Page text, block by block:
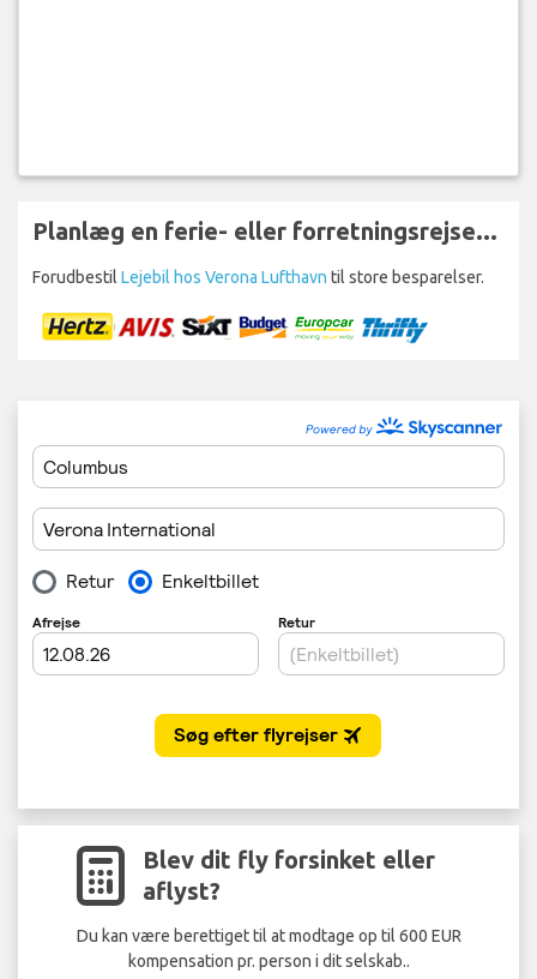
Planlæg en ferie- eller forretningsrejse...
Forudbestil Lejebil hos Verona Lufthavn til store besparelser.
Blev dit fly forsinket eller
aflyst?
Du kan være berettiget til at modtage op til 600 EUR
kompensation pr. person i dit selskab..